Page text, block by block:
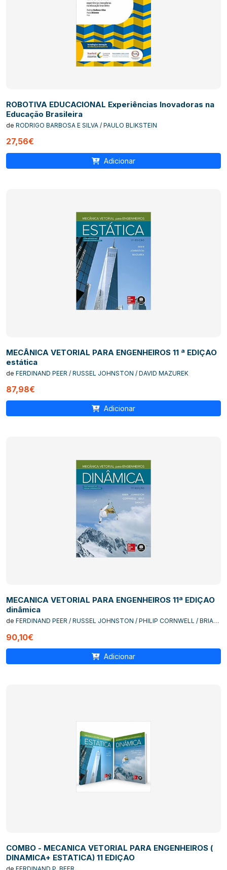
ROBOTIVA EDUCACIONAL Experiências Inovadoras na
Educação Brasileira
de RODRIGO BARBOSA E SILVA / PAULO BLIKSTEIN
27,56€
Adicionar
MECÂNICA VETORIAL PARA ENGENHEIROS 11 ª EDIÇAO
estática
de FERDINAND PEER / RUSSEL JOHNSTON / DAVID MAZUREK
87,98€
Adicionar
MECANICA VETORIAL PARA ENGENHEIROS 11ª EDIÇAO
dinâmica
de FERDINAND PEER / RUSSEL JOHNSTON / PHILIP CORNWELL / BRIAN
90,10€
Adicionar
COMBO - MECANICA VETORIAL PARA ENGENHEIROS (
DINAMICA+ ESTATICA) 11 EDIÇAO